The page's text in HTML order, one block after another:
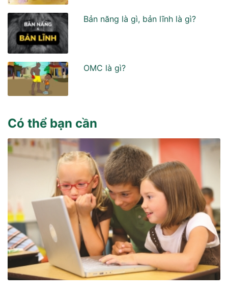
Bản năng là gì, bản lĩnh là gì?
OMC là gì?
Có thể bạn cần